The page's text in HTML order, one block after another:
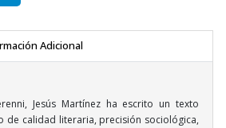
Adicional
Jesús Martínez ha escrito un texto
de calidad literaria, precisión sociológica,